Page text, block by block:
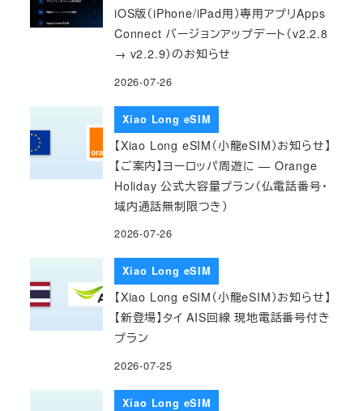
iOS版（iPhone/iPad用）専用アプリApps
Connect バージョンアップデート（v2.2.8
→ v2.2.9）のお知らせ
2026-07-26
Xiao Long eSIM
【Xiao Long eSIM（小龍eSIM）お知らせ】
【ご案内】ヨーロッパ周遊に — Orange
Holiday 公式大容量プラン（仏電話番号・
域内通話無制限つき）
2026-07-26
Xiao Long eSIM
【Xiao Long eSIM（小龍eSIM）お知らせ】
【新登場】タイ AIS回線 現地電話番号付き
プラン
2026-07-25
Xiao Long eSIM